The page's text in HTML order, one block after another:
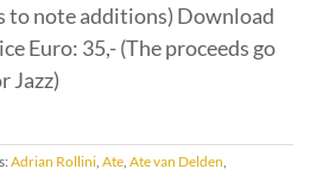
to note additions) Download
Euro: 35,- (The proceeds go
Jazz)
Adrian Rollini, Ate, Ate van Delden,